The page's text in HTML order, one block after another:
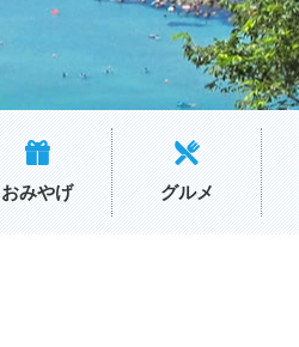
おみやげ グルメ